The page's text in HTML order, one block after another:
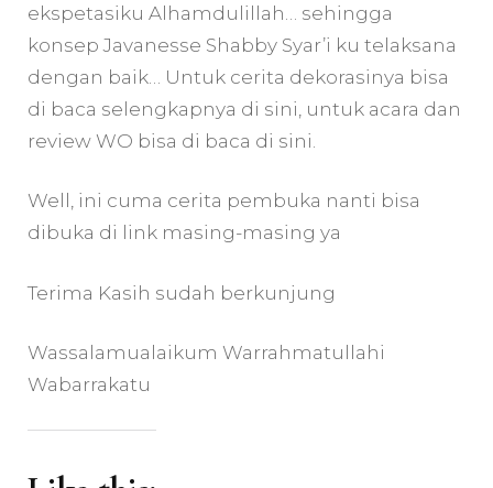
ekspetasiku Alhamdulillah… sehingga
konsep Javanesse Shabby Syar’i ku telaksana
dengan baik… Untuk cerita dekorasinya bisa
di baca selengkapnya di sini, untuk acara dan
review WO bisa di baca di sini.
Well, ini cuma cerita pembuka nanti bisa
dibuka di link masing-masing ya
Terima Kasih sudah berkunjung
Wassalamualaikum Warrahmatullahi
Wabarrakatu